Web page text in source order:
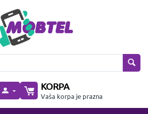
KORPA
Vaša korpa je prazna